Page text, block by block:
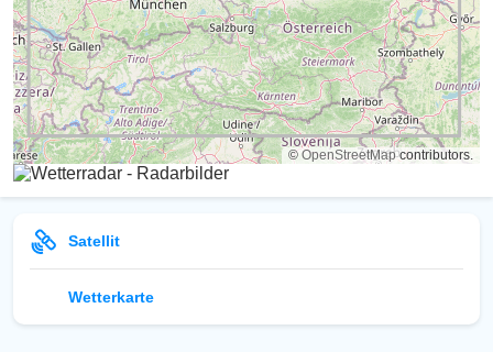
© OpenStreetMapcontributors.
Satellit
Wetterkarte